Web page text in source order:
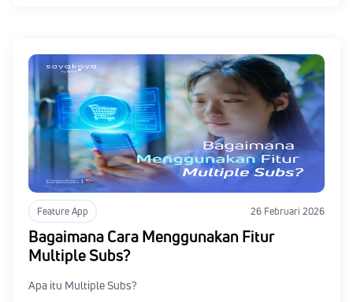
Feature App 26 Februari 2026
Bagaimana Cara Menggunakan Fitur
Multiple Subs?
Apa itu Multiple Subs?